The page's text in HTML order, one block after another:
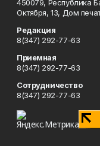
450079, Республика
Октября, 13, Дом
Редакция
8(347) 292-77-63
Приемная
8(347) 292-77-63
Сотрудничество
8(347) 292-77-63